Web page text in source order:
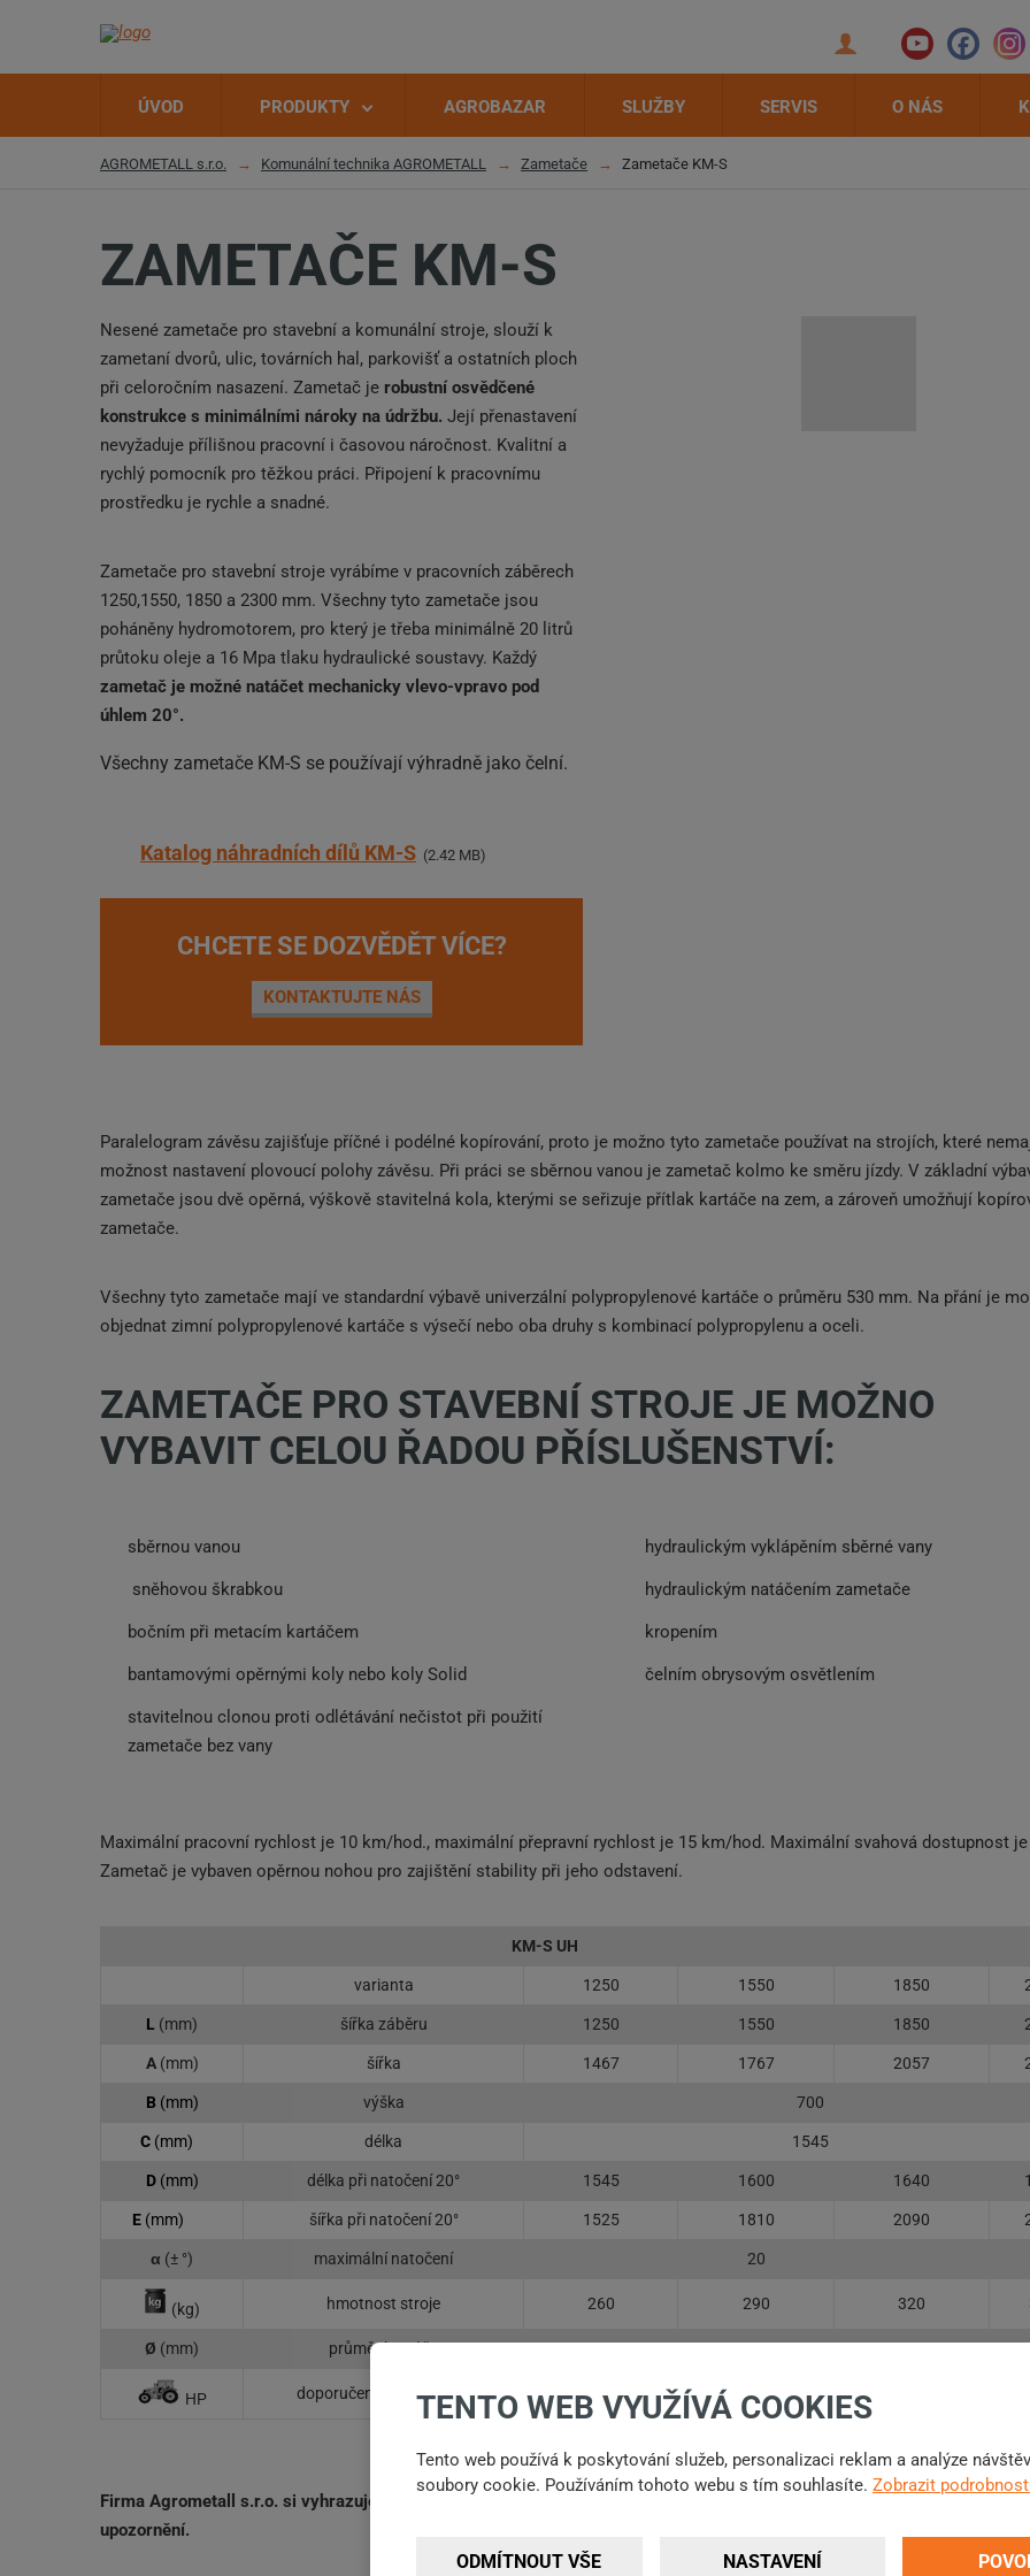
ÚVOD PRODUKTY AGROBAZAR SLUŽBY SERVIS O NÁS
AGROMETALL s.r.o. Komunální technika AGROMETALL Zametače Zametače KM-S
ZAMETAČE KM-S
Nesené zametače pro stavební a komunální stroje, slouží k
zametaní dvorů, ulic, továrních hal, parkovišť a ostatních ploch
při celoročním nasazení. Zametač je robustní osvědčené
konstrukce s minimálními nároky na údržbu. Její přenastavení
nevyžaduje přílišnou pracovní i časovou náročnost. Kvalitní a
rychlý pomocník pro těžkou práci. Připojení k pracovnímu
prostředku je rychle a snadné.
Zametače pro stavební stroje vyrábíme v pracovních záběrech
1250,1550, 1850 a 2300 mm. Všechny tyto zametače jsou
poháněny hydromotorem, pro který je třeba minimálně 20 litrů
průtoku oleje a 16 Mpa tlaku hydraulické soustavy. Každý
zametač je možné natáčet mechanicky vlevo-vpravo pod
úhlem 20°.
Všechny zametače KM-S se používají výhradně jako čelní.
Katalog náhradních dílů KM-S 2.42 MB
CHCETE SE DOZVĚDĚT VÍCE?
KONTAKTUJTE NÁS
Paralelogram závěsu zajišťuje příčné i podélné kopírování, proto je možno tyto zametače používat na strojích, které
možnost nastavení plovoucí polohy závěsu. Při práci se sběrnou vanou je zametač kolmo ke směru jízdy. V základní
zametače jsou dvě opěrná, výškově stavitelná kola, kterými se seřizuje přítlak kartáče na zem, a zároveň umožňují
zametače.
Všechny tyto zametače mají ve standardní výbavě univerzální polypropylenové kartáče o průměru 530 mm. Na přání je
objednat zimní polypropylenové kartáče s výsečí nebo oba druhy s kombinací polypropylenu a oceli.
ZAMETAČE PRO STAVEBNÍ STROJE JE MOŽNO
VYBAVIT CELOU ŘADOU PŘÍSLUŠENSTVÍ:
sběrnou vanou
sněhovou škrabkou
bočním při metacím kartáčem
bantamovými opěrnými koly nebo koly Solid
stavitelnou clonou proti odlétávání nečistot při použití
zametače bez vany
hydraulickým vyklápěním sběrné vany
hydraulickým natáčením zametače
kropením
čelním obrysovým osvětlením
Maximální pracovní rychlost je 10 km/hod., maximální přepravní rychlost je 15 km/hod. Maximální svahová dostupnost je
Zametač je vybaven opěrnou nohou pro zajištění stability při jeho odstavení.
KM-S UH
varianta 1250 1550 1850
L (mm) šířka záběru 1250 1550 1850
A (mm) šířka 1467 1767 2057
B (mm) výška 700
C (mm) délka 1545
D (mm) délka při natočení 20° 1545 1600 1640
E (mm) šířka při natočení 20° 1525 1810 2090
α (± °) maximální natočení 20
(kg) hmotnost stroje 260 290 320
Ø (mm) průměr kartáče 530
HP doporučený výkon stroje 25 ─ 200
Firma Agrometall s.r.o. si vyhrazuje právo na změnu technických údajů a konstrukce uvedených výrobků bez
upozornění.
TENTO WEB VYUŽÍVÁ COOKIES
Tento web používá k poskytování služeb, personalizaci reklam a analýze
soubory cookie. Používáním tohoto webu s tím souhlasíte. Zobrazit
ODMÍTNOUT VŠE NASTAVENÍ